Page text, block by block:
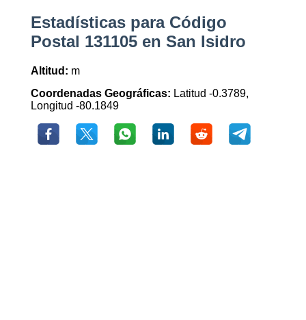
Estadísticas para Código
Postal 131105 en San Isidro
Altitud: m
Coordenadas Geográficas: Latitud -0.3789,
Longitud -80.1849